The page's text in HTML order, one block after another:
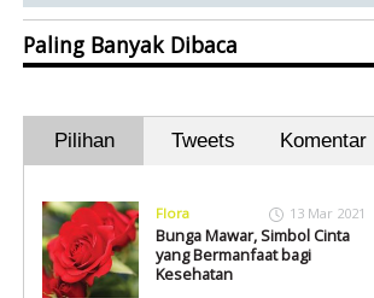
Paling Banyak Dibaca
Pilihan Tweets Komentar
Flora 13 Mar 2021
Bunga Mawar, Simbol Cinta
yang Bermanfaat bagi
Kesehatan